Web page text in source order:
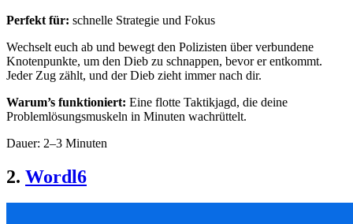
Perfekt für: schnelle Strategie und Fokus
Wechselt euch ab und bewegt den Polizisten über verbundene
Knotenpunkte, um den Dieb zu schnappen, bevor er entkommt.
Jeder Zug zählt, und der Dieb zieht immer nach dir.
Warum’s funktioniert: Eine flotte Taktikjagd, die deine
Problemlösungsmuskeln in Minuten wachrüttelt.
Dauer: 2–3 Minuten
2. Wordl6